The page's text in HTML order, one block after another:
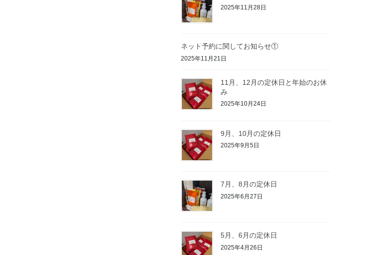
2025年11月28日
ネット予約に関してお知らせ①
2025年11月21日
11月、12月の定休日と年始のお休
み
2025年10月24日
9月、10月の定休日
2025年9月5日
7月、8月の定休日
2025年6月27日
5月、6月の定休日
2025年4月26日